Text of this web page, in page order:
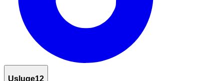
Usluge12